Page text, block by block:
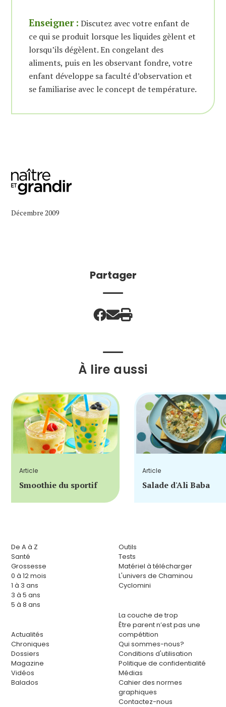
Enseigner : Discutez avec votre enfant de
ce qui se produit lorsque les liquides gèlent et
lorsqu’ils dégèlent. En congelant des
aliments, puis en les observant fondre, votre
enfant développe sa faculté d’observation et
se familiarise avec le concept de température.
Décembre 2009
Partager
À lire aussi
Article
Smoothie du sportif
Article
Salade d'Ali Baba
De A à Z
Santé
Grossesse
0 à 12 mois
1 à 3 ans
3 à 5 ans
5 à 8 ans
Actualités
Chroniques
Dossiers
Magazine
Vidéos
Balados
Outils
Tests
Matériel à télécharger
L'univers de Chaminou
Cyclomini
La couche de trop
Être parent n’est pas une
compétition
Qui sommes-nous?
Conditions d'utilisation
Politique de confidentialité
Médias
Cahier des normes
graphiques
Contactez-nous